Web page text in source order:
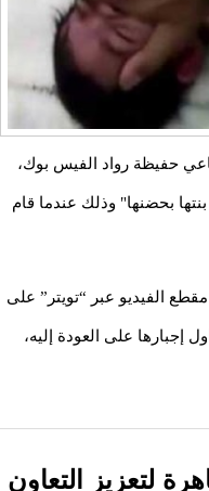
حفيظة رواد الفيس بوك،
بحضنها" وذلك عندما قام
الفيديو عبر “تويتر” على
إجبارها على العودة إليه،
لتعزيز التعاون